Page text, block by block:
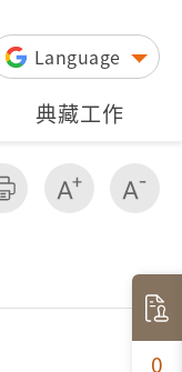
Language
典藏工作
友善列印 增加字級
0